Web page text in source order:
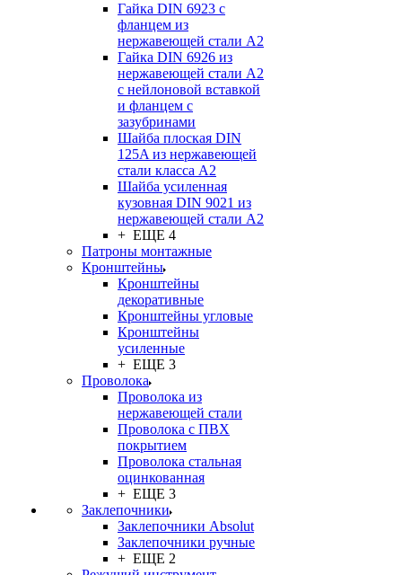
Гайка DIN 6923 с
фланцем из
нержавеющей стали А2
Гайка DIN 6926 из
нержавеющей стали А2
с нейлоновой вставкой
и фланцем с
зазубринами
Шайба плоская DIN
125A из нержавеющей
стали класса A2
Шайба усиленная
кузовная DIN 9021 из
нержавеющей стали А2
+ ЕЩЕ 4
Патроны монтажные
Кронштейны
Кронштейны
декоративные
Кронштейны угловые
Кронштейны
усиленные
+ ЕЩЕ 3
Проволока
Проволока из
нержавеющей стали
Проволока с ПВХ
покрытием
Проволока стальная
оцинкованная
+ ЕЩЕ 3
Заклепочники
Заклепочники Absolut
Заклепочники ручные
+ ЕЩЕ 2